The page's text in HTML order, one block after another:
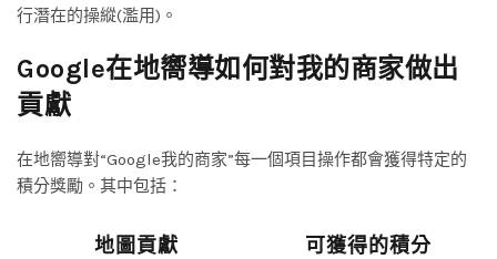
行潛在的操縱(濫用)。
Google在地嚮導如何對我的商家做出
貢獻
在地嚮導對“Google我的商家”每一個項目操作都會獲得特定的
積分獎勵。其中包括：
地圖貢獻 可獲得的積分